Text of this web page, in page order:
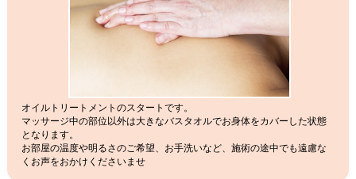
オイルトリートメントのスタートです。
マッサージ中の部位以外は大きなバスタオルでお身体をカバーした状態
となります。
お部屋の温度や明るさのご希望、お手洗いなど、施術の途中でも遠慮な
くお声をおかけくださいませ